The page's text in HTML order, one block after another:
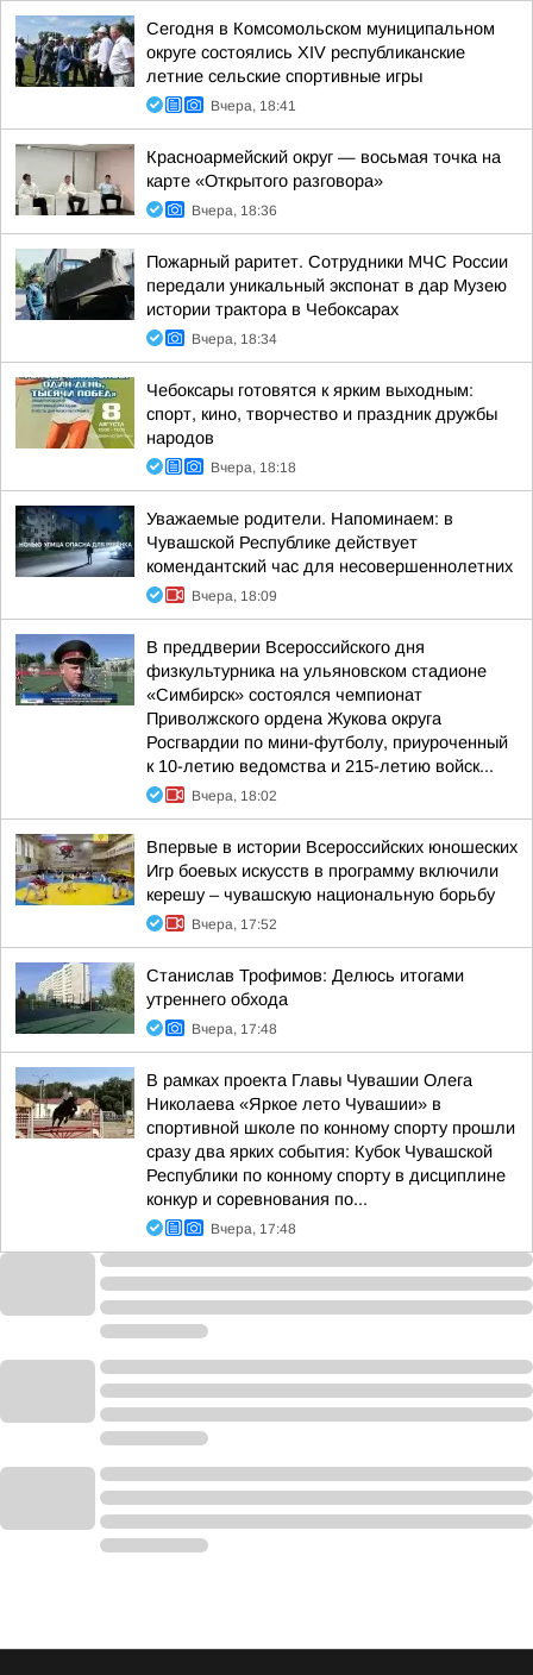
Сегодня в Комсомольском муниципальном
округе состоялись XIV республиканские
летние сельские спортивные игры
Вчера, 18:41
Красноармейский округ — восьмая точка на
карте «Открытого разговора»
Вчера, 18:36
Пожарный раритет. Сотрудники МЧС России
передали уникальный экспонат в дар Музею
истории трактора в Чебоксарах
Вчера, 18:34
Чебоксары готовятся к ярким выходным:
спорт, кино, творчество и праздник дружбы
народов
Вчера, 18:18
Уважаемые родители. Напоминаем: в
Чувашской Республике действует
комендантский час для несовершеннолетних
Вчера, 18:09
В преддверии Всероссийского дня
физкультурника на ульяновском стадионе
«Симбирск» состоялся чемпионат
Приволжского ордена Жукова округа
Росгвардии по мини-футболу, приуроченный
к 10-летию ведомства и 215-летию войск...
Вчера, 18:02
Впервые в истории Всероссийских юношеских
Игр боевых искусств в программу включили
керешу – чувашскую национальную борьбу
Вчера, 17:52
Станислав Трофимов: Делюсь итогами
утреннего обхода
Вчера, 17:48
В рамках проекта Главы Чувашии Олега
Николаева «Яркое лето Чувашии» в
спортивной школе по конному спорту прошли
сразу два ярких события: Кубок Чувашской
Республики по конному спорту в дисциплине
конкур и соревнования по...
Вчера, 17:48